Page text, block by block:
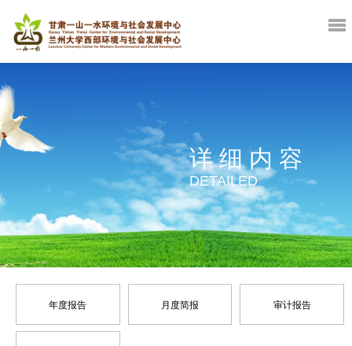
详细内容
DETAILED
年度报告 月度简报 审计报告